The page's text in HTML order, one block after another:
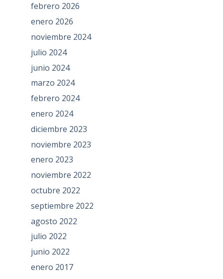
febrero 2026
enero 2026
noviembre 2024
julio 2024
junio 2024
marzo 2024
febrero 2024
enero 2024
diciembre 2023
noviembre 2023
enero 2023
noviembre 2022
octubre 2022
septiembre 2022
agosto 2022
julio 2022
junio 2022
enero 2017